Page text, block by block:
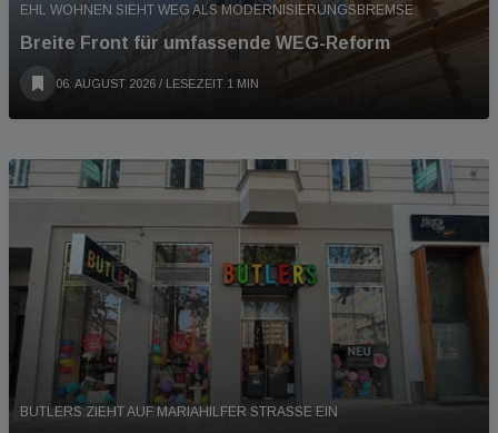
EHL WOHNEN SIEHT WEG ALS MODERNISIERUNGSBREMSE
Breite Front für umfassende WEG-Reform
06. AUGUST 2026 / LESEZEIT 1 MIN
BUTLERS ZIEHT AUF MARIAHILFER STRASSE EIN